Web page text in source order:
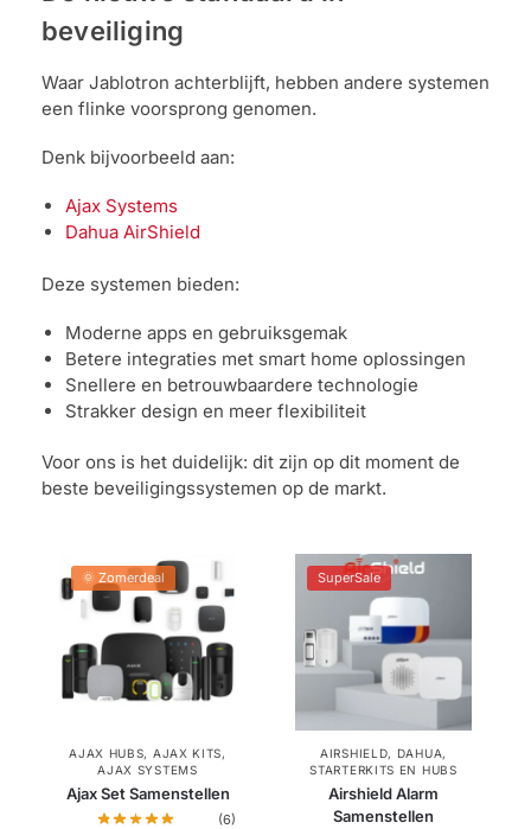
beveiliging
Waar Jablotron achterblijft, hebben andere systemen
een flinke voorsprong genomen.
Denk bijvoorbeeld aan:
Ajax Systems
Dahua AirShield
Deze systemen bieden:
Moderne apps en gebruiksgemak
Betere integraties met smart home oplossingen
Snellere en betrouwbaardere technologie
Strakker design en meer flexibiliteit
Voor ons is het duidelijk: dit zijn op dit moment de
beste beveiligingssystemen op de markt.
🌞 Zomerdeal
AJAX HUBS, AJAX KITS,
AJAX SYSTEMS
Ajax Set Samenstellen
(6)
SuperSale
AIRSHIELD, DAHUA,
STARTERKITS EN HUBS
Airshield Alarm
Samenstellen